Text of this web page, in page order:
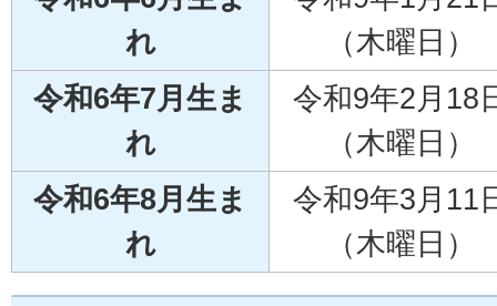
れ
（木曜日）
令和6年7月生ま
れ
令和9年2月18
（木曜日）
令和6年8月生ま
れ
令和9年3月11
（木曜日）